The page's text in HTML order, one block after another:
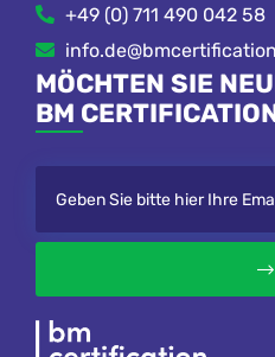
+49 (0) 711 490 042 58
MÖCHTEN SIE
BM